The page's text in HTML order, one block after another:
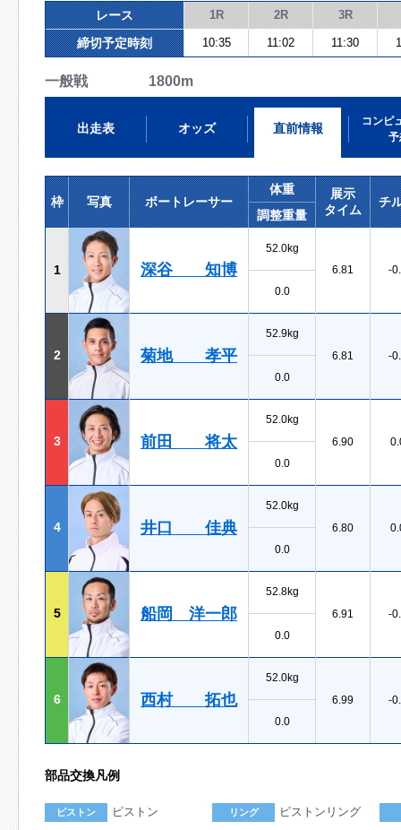
レース 1R 2R 3R
締切予定時刻 10:35 11:02 11:30
一般戦 1800m
出走表 オッズ 直前情報
コンピ
予
枠 写真 ボートレーサー
体重
展示
タイム
チ
調整重量
1 深谷 知博
52.0kg
6.81
-
0.0
2 菊地 孝平
52.9kg
6.81
-
0.0
3 前田 将太
52.0kg
6.90
0.0
4 井口 佳典
52.0kg
6.80
0.0
5 船岡 洋一郎
52.8kg
6.91
-
0.0
6 西村 拓也
52.0kg
6.99
-
0.0
部品交換凡例
ピストン ピストン リング ピストンリング